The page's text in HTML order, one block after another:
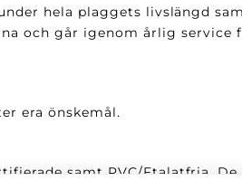
hela plaggets livslängd
och går igenom årlig
era önskemål.
samt PVC/Ftalatfria.